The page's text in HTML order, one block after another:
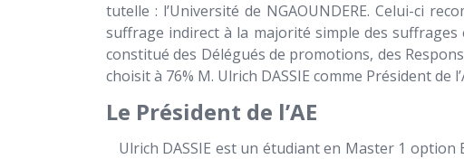
tutelle : l’Université de NGAOUNDERE. Celui-ci
suffrage indirect à la majorité simple des suffrages
constitué des Délégués de promotions, des
choisit à 76% M. Ulrich DASSIE comme Président de
Le Président de l’AE
Ulrich DASSIE est un étudiant en Master 1 option